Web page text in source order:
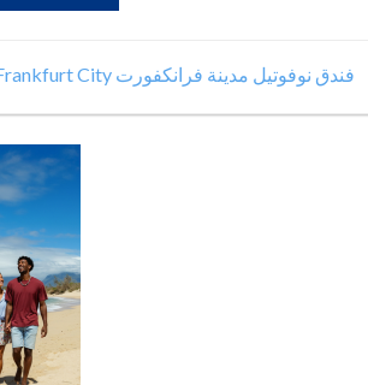
فندق نوفوتيل مدينة فرانكفورت Novotel Frankfurt City